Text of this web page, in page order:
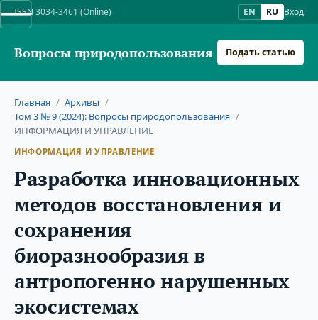
ISSN 3034-3461 (Online) EN RU Вход
Вопросы природопользования Подать статью
Главная / Архивы /
Том 3 № 9 (2024): Вопросы природопользования /
ИНФОРМАЦИЯ И УПРАВЛЕНИЕ
ИНФОРМАЦИЯ И УПРАВЛЕНИЕ
Разработка инновационных
методов восстановления и
сохранения
биоразнообразия в
антропогенно нарушенных
экосистемах